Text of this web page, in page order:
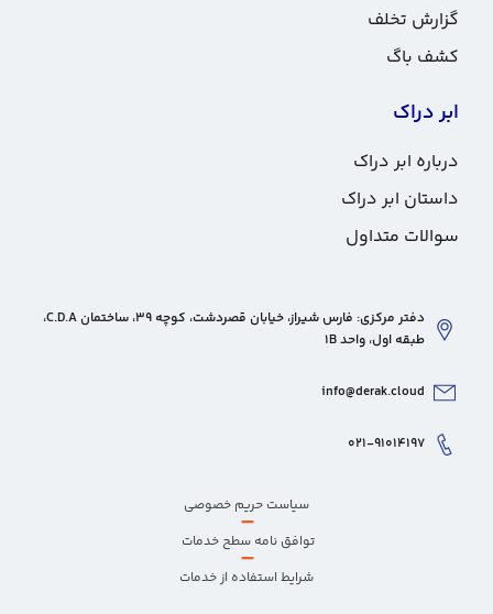
گزارش تخلف
کشف باگ
ابر دراک
درباره ابر دراک
داستان ابر دراک
سوالات متداول
دفتر مرکزی: فارس شیراز، خیابان قصردشت، کوچه 39، ساختمان C.D.A،
طبقه اول، واحد 1B
info@derak.cloud
۰۲۱-۹۱۰۱۴۱۹۷
سیاست حریم خصوصی
–
توافق نامه سطح خدمات
–
شرایط استفاده از خدمات